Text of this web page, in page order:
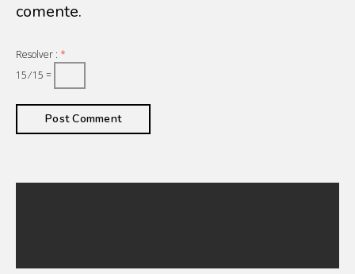
comente.
Resolver : *
15 ⁄ 15 =